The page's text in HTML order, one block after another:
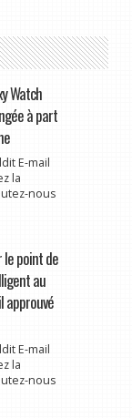
Watch
à part
E-mail
la
nous
le point de
au
approuvé
E-mail
la
nous